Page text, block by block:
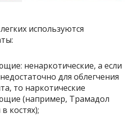
используются
ненаркотические, а если
для облегчения
то наркотические
(например, Трамадол
костях);